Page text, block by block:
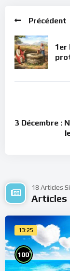
Précédent
1er
3 Décembre :
18 Articles
Articles
13:25
100%